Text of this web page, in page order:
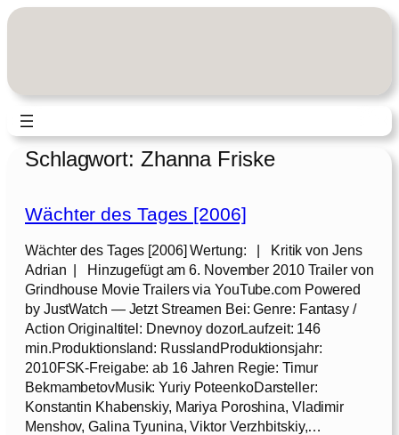
Zum
Schlagwort: Zhanna Friske
Wächter des Tages [2006]
Wächter des Tages [2006] Wertung: | Kritik von Jens
Adrian | Hinzugefügt am 6. November 2010 Trailer von
Grindhouse Movie Trailers via YouTube.com Powered
by JustWatch — Jetzt Streamen Bei: Genre: Fantasy /
Action Originaltitel: Dnevnoy dozorLaufzeit: 146
min.Produktionsland: RusslandProduktionsjahr:
2010FSK-Freigabe: ab 16 Jahren Regie: Timur
BekmambetovMusik: Yuriy PoteenkoDarsteller:
Konstantin Khabenskiy, Mariya Poroshina, Vladimir
Menshov, Galina Tyunina, Viktor Verzhbitskiy,…